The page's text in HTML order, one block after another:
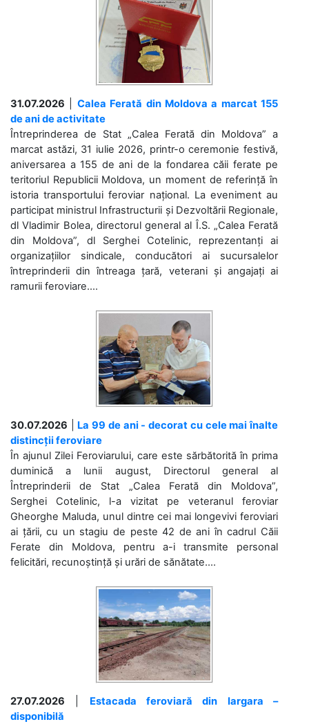
31.07.2026
Calea Ferată din Moldova a marcat 155
de ani de activitate
Întreprinderea de Stat „Calea Ferată din Moldova” a
marcat astăzi, 31 iulie 2026, printr-o ceremonie festivă,
aniversarea a 155 de ani de la fondarea căii ferate pe
teritoriul Republicii Moldova, un moment de referință în
istoria transportului feroviar național. La eveniment au
participat ministrul Infrastructurii și Dezvoltării Regionale,
dl Vladimir Bolea, directorul general al Î.S. „Calea Ferată
din Moldova”, dl Serghei Cotelinic, reprezentanți ai
organizațiilor sindicale, conducători ai sucursalelor
întreprinderii din întreaga țară, veterani și angajați ai
ramurii feroviare....
30.07.2026
La 99 de ani - decorat cu cele mai înalte
distincții feroviare
În ajunul Zilei Feroviarului, care este sărbătorită în prima
duminică a lunii august, Directorul general al
Întreprinderii de Stat „Calea Ferată din Moldova”,
Serghei Cotelinic, l-a vizitat pe veteranul feroviar
Gheorghe Maluda, unul dintre cei mai longevivi feroviari
ai țării, cu un stagiu de peste 42 de ani în cadrul Căii
Ferate din Moldova, pentru a-i transmite personal
felicitări, recunoștință și urări de sănătate....
27.07.2026
Estacada feroviară din Iargara –
disponibilă